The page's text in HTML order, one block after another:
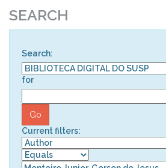
SEARCH
Search:
for
Current filters: